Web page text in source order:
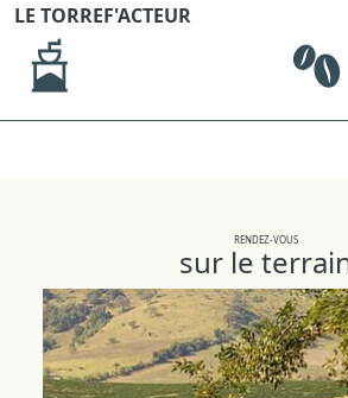
LE TORREF'ACTEUR
RENDEZ-VOUS
sur le